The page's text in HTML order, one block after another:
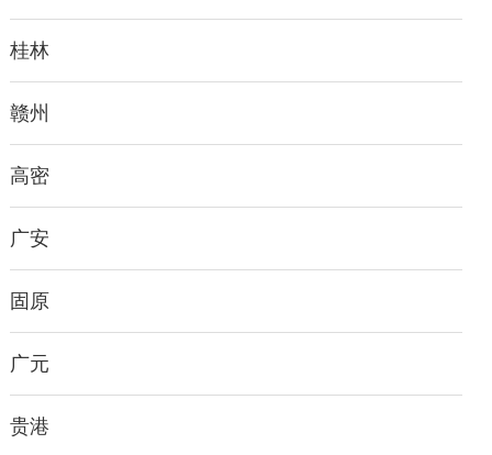
桂林
赣州
高密
广安
固原
广元
贵港